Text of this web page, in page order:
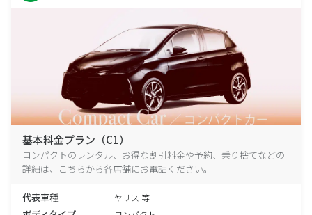
基本料金プラン（C1）
コンパクトのレンタル、お得な割引料金や予約、乗り捨てなどの
詳細は、こちらから各店舗にお電話ください。
代表車種 ヤリス 等